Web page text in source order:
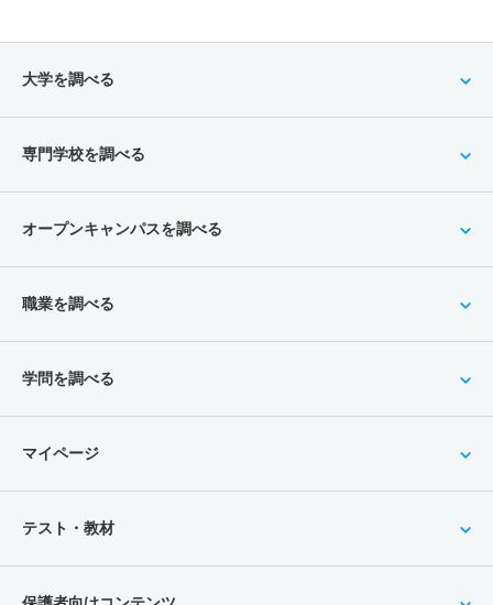
大学を調べる
専門学校を調べる
オープンキャンパスを調べる
職業を調べる
学問を調べる
マイページ
テスト・教材